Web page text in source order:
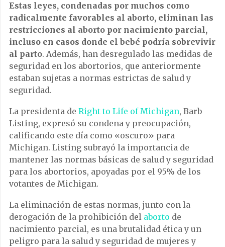
Estas leyes, condenadas por muchos como
radicalmente favorables al aborto, eliminan las
restricciones al aborto por nacimiento parcial,
incluso en casos donde el bebé podría sobrevivir
al parto. Además, han desregulado las medidas de
seguridad en los abortorios, que anteriormente
estaban sujetas a normas estrictas de salud y
seguridad.
La presidenta de Right to Life of Michigan, Barb
Listing, expresó su condena y preocupación,
calificando este día como «oscuro» para
Michigan. Listing subrayó la importancia de
mantener las normas básicas de salud y seguridad
para los abortorios, apoyadas por el 95% de los
votantes de Michigan.
La eliminación de estas normas, junto con la
derogación de la prohibición del aborto de
nacimiento parcial, es una brutalidad ética y un
peligro para la salud y seguridad de mujeres y